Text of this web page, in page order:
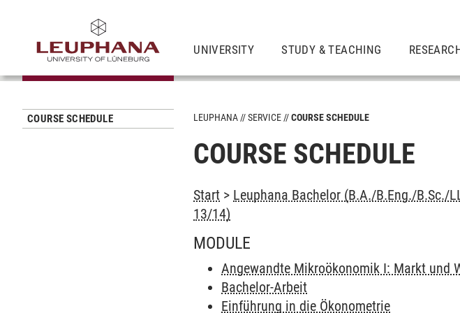
UNIVERSITY STUDY & TEACHING
COURSE SCHEDULE LEUPHANA SERVICE COURSE SCHEDULE
COURSE SCHEDULE
Start > Leuphana Bachelor (B.A./B.Eng./B.Sc./
13/14)
MODULE
Angewandte Mikroökonomik I: Markt und
Bachelor-Arbeit
Einführung in die Ökonometrie